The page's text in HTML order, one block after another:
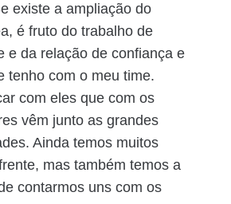
existe a ampliação do
é fruto do trabalho de
e da relação de confiança e
tenho com o meu time.
com eles que com os
vêm junto as grandes
Ainda temos muitos
mas também temos a
contarmos uns com os